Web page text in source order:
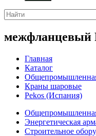
межфланцевый
Главная
Каталог
Краны шаровые
Pekos (Испания)
Энергетическая
Строительное